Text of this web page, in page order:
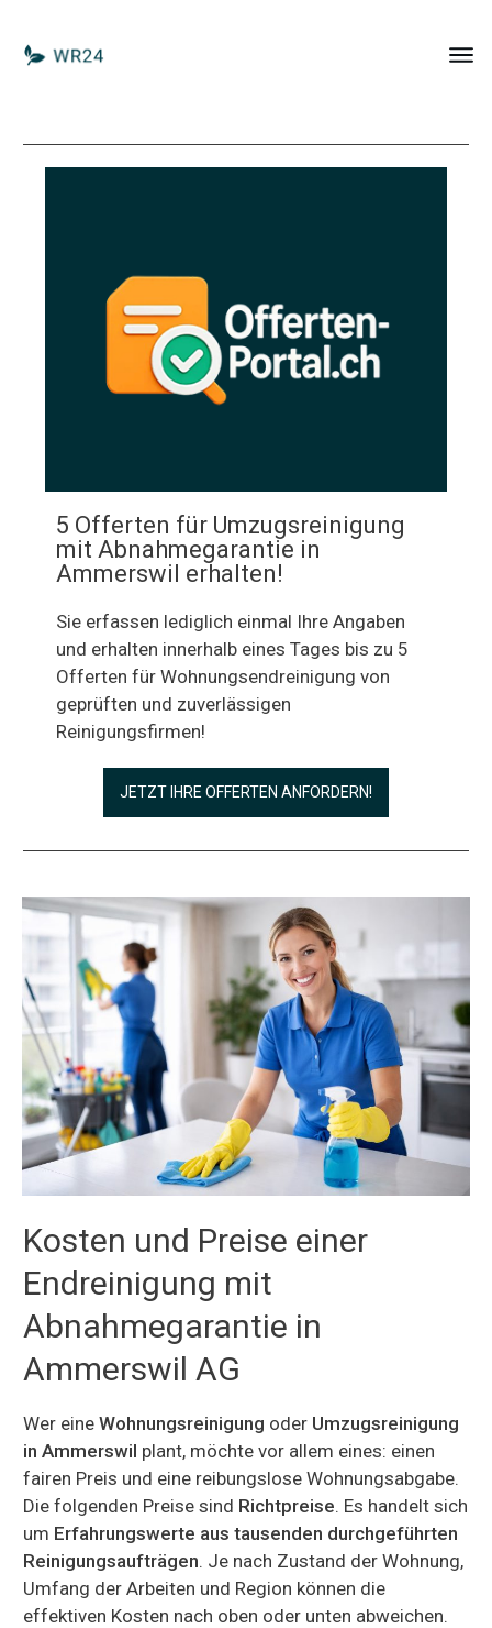
5 Offerten für Umzugsreinigung
mit Abnahmegarantie in
Ammerswil erhalten!
Sie erfassen lediglich einmal Ihre Angaben
und erhalten innerhalb eines Tages bis zu 5
Offerten für Wohnungsendreinigung von
geprüften und zuverlässigen
Reinigungsfirmen!
JETZT IHRE OFFERTEN ANFORDERN!
Kosten und Preise einer
Endreinigung mit
Abnahmegarantie in
Ammerswil AG
Wer eine Wohnungsreinigung oder Umzugsreinigung
in Ammerswil plant, möchte vor allem eines: einen
fairen Preis und eine reibungslose Wohnungsabgabe.
Die folgenden Preise sind Richtpreise. Es handelt sich
um Erfahrungswerte aus tausenden durchgeführten
Reinigungsaufträgen. Je nach Zustand der Wohnung,
Umfang der Arbeiten und Region können die
effektiven Kosten nach oben oder unten abweichen.